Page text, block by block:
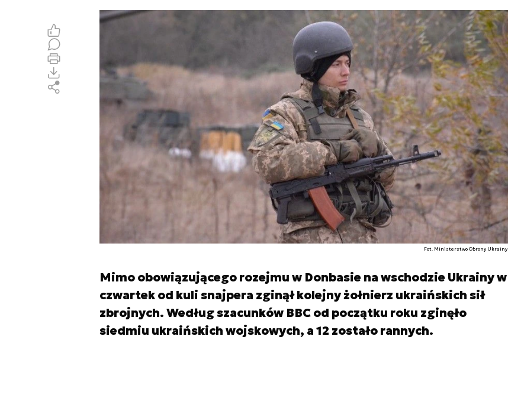
Fot. Ministerstwo Obrony Ukrainy
Mimo obowiązującego rozejmu w Donbasie na wschodzie Ukrainy w
czwartek od kuli snajpera zginął kolejny żołnierz ukraińskich sił
zbrojnych. Według szacunków BBC od początku roku zginęło
siedmiu ukraińskich wojskowych, a 12 zostało rannych.